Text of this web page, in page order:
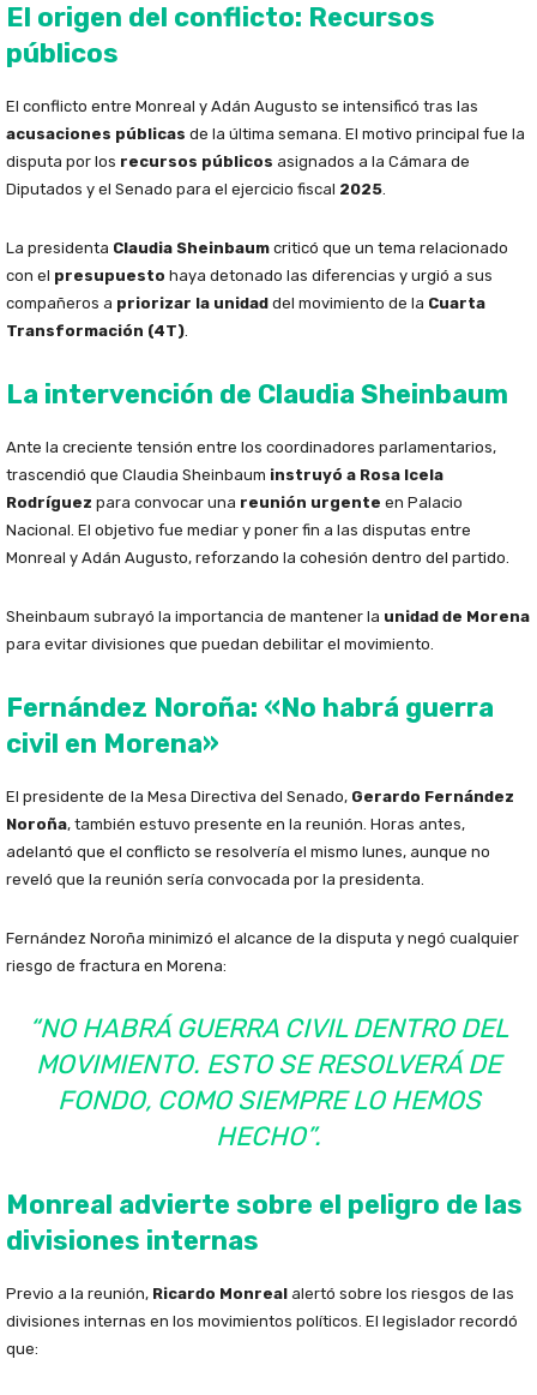
El origen del conflicto: Recursos
públicos
El conflicto entre Monreal y Adán Augusto se intensificó tras las
acusaciones públicas de la última semana. El motivo principal fue la
disputa por los recursos públicos asignados a la Cámara de
Diputados y el Senado para el ejercicio fiscal 2025.
La presidenta Claudia Sheinbaum criticó que un tema relacionado
con el presupuesto haya detonado las diferencias y urgió a sus
compañeros a priorizar la unidad del movimiento de la Cuarta
Transformación (4T).
La intervención de Claudia Sheinbaum
Ante la creciente tensión entre los coordinadores parlamentarios,
trascendió que Claudia Sheinbaum instruyó a Rosa Icela
Rodríguez para convocar una reunión urgente en Palacio
Nacional. El objetivo fue mediar y poner fin a las disputas entre
Monreal y Adán Augusto, reforzando la cohesión dentro del partido.
Sheinbaum subrayó la importancia de mantener la unidad de Morena
para evitar divisiones que puedan debilitar el movimiento.
Fernández Noroña: «No habrá guerra
civil en Morena»
El presidente de la Mesa Directiva del Senado, Gerardo Fernández
Noroña, también estuvo presente en la reunión. Horas antes,
adelantó que el conflicto se resolvería el mismo lunes, aunque no
reveló que la reunión sería convocada por la presidenta.
Fernández Noroña minimizó el alcance de la disputa y negó cualquier
riesgo de fractura en Morena:
“NO HABRÁ GUERRA CIVIL DENTRO DEL
MOVIMIENTO. ESTO SE RESOLVERÁ DE
FONDO, COMO SIEMPRE LO HEMOS
HECHO”.
Monreal advierte sobre el peligro de las
divisiones internas
Previo a la reunión, Ricardo Monreal alertó sobre los riesgos de las
divisiones internas en los movimientos políticos. El legislador recordó
que: